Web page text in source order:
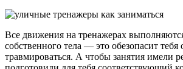
Все движения на тренажерах
собственного тела — это обезопасит тебя
травмироваться. А чтобы занятия имели